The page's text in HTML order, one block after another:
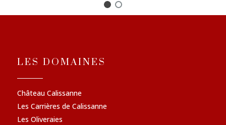
LES DOMAINES
Château Calissanne
Les Carrières de Calissanne
Les Oliveraies